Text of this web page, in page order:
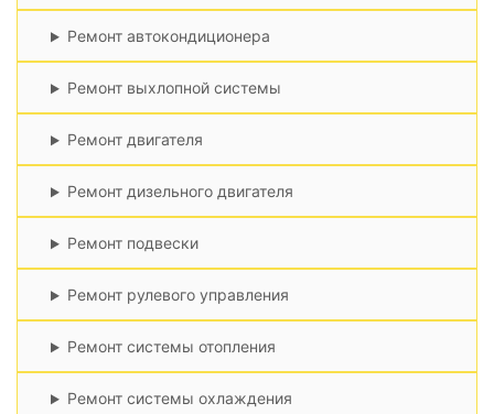
Ремонт автокондиционера
Ремонт выхлопной системы
Ремонт двигателя
Ремонт дизельного двигателя
Ремонт подвески
Ремонт рулевого управления
Ремонт системы отопления
Ремонт системы охлаждения